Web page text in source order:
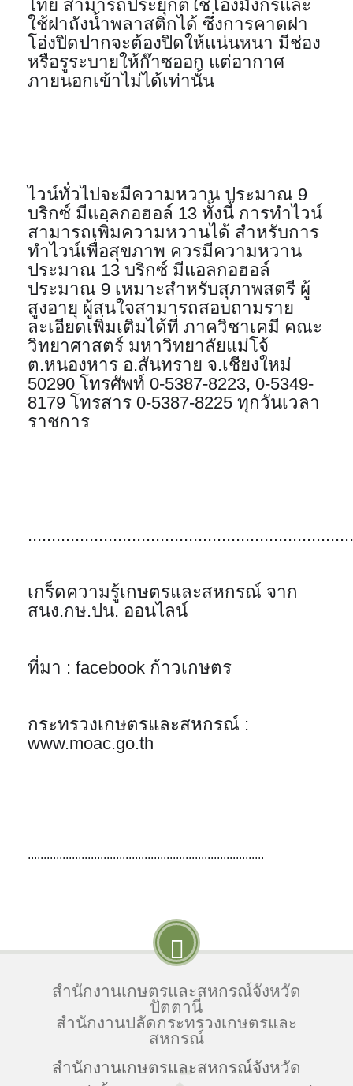
ไทย สามารถประยุกต์ใช้โอ่งมังกรและ
ใช้ฝาถังน้ำพลาสติกได้ ซึ่งการคาดฝา
โอ่งปิดปากจะต้องปิดให้แน่นหนา มีช่อง
หรือรูระบายให้ก๊าซออก แต่อากาศ
ภายนอกเข้าไม่ได้เท่านั้น
ไวน์ทั่วไปจะมีความหวาน ประมาณ 9
บริกซ์ มีแอลกอฮอล์ 13 ทั้งนี้ การทำไวน์
สามารถเพิ่มความหวานได้ สำหรับการ
ทำไวน์เพื่อสุขภาพ ควรมีความหวาน
ประมาณ 13 บริกซ์ มีแอลกอฮอล์
ประมาณ 9 เหมาะสำหรับสุภาพสตรี ผู้
สูงอายุ ผู้สนใจสามารถสอบถามราย
ละเอียดเพิ่มเติมได้ที่ ภาควิชาเคมี คณะ
วิทยาศาสตร์ มหาวิทยาลัยแม่โจ้
ต.หนองหาร อ.สันทราย จ.เชียงใหม่
50290 โทรศัพท์ 0-5387-8223, 0-5349-
8179 โทรสาร 0-5387-8225 ทุกวันเวลา
ราชการ
เกร็ดความรู้เกษตรและสหกรณ์ จาก
สนง.กษ.ปน. ออนไลน์
ที่มา : facebook ก้าวเกษตร
กระทรวงเกษตรและสหกรณ์ :
www.moac.go.th
...........................................................................
สำนักงานเกษตรและสหกรณ์จังหวัด
ปัตตานี
สำนักงานปลัดกระทรวงเกษตรและ
สหกรณ์
สำนักงานเกษตรและสหกรณ์จังหวัด